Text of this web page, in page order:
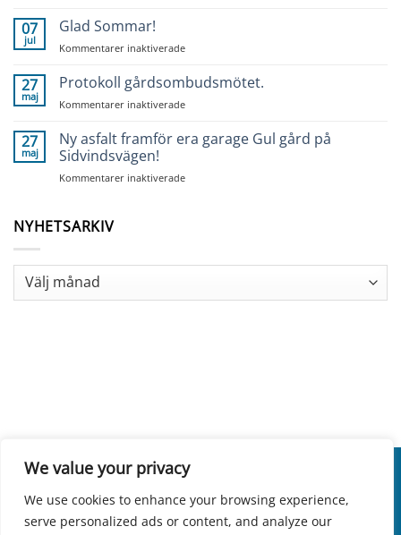
We value your privacy
We use cookies to enhance your browsing experience,
serve personalized ads or content, and analyze our
07
jul
Glad Sommar!
Kommentarer inaktiveradeför
Sommar!
27
maj
Protokoll gårdsombudsmötet.
Kommentarer inaktiveradeför
gårdsombudsmötet.
27
maj
Ny asfalt framför era garage Gul gård på
Sidvindsvägen!
Kommentarer inaktiveradeför
Gul
på
NYHETSARKIV
Nyhetsarkiv
INTEGRITETSPOLICY COOKIES